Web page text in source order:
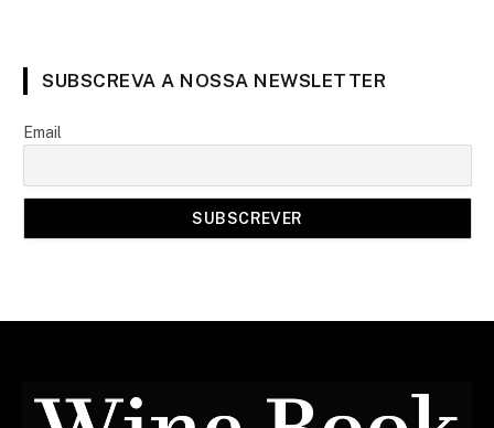
SUBSCREVA A NOSSA NEWSLETTER
Email